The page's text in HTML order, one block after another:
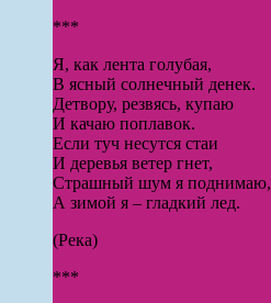
***
Я, как лента голубая,
В ясный солнечный денек.
Детвору, резвясь, купаю
И качаю поплавок.
Если туч несутся стаи
И деревья ветер гнет,
Страшный шум я поднимаю,
А зимой я – гладкий лед.
(Река)
***